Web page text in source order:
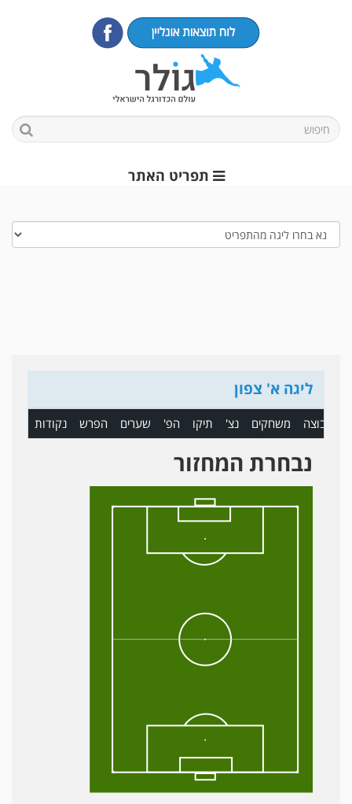
תפריט האתר
ליגה א' צפון
קבוצה משחקים נצ' תיקו הפ' שערים הפרש נקודות
נבחרת המחזור